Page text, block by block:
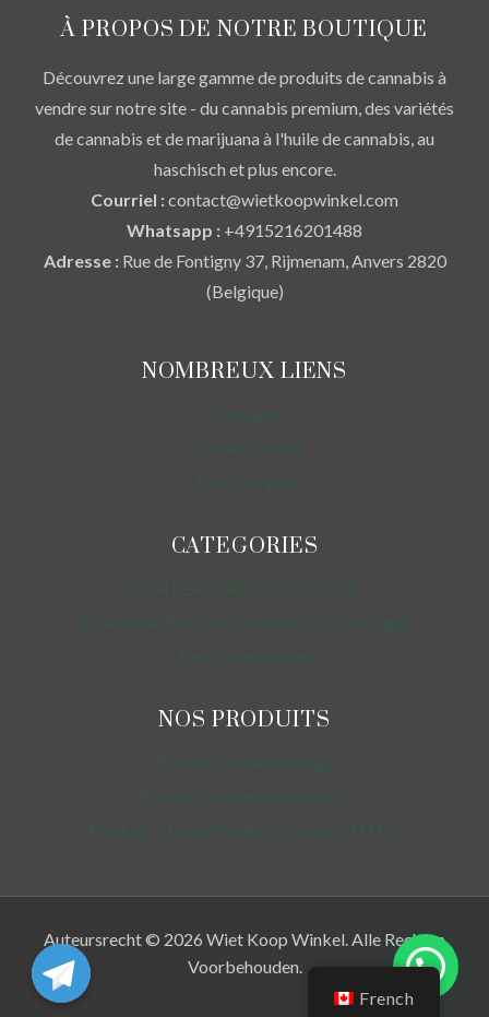
À PROPOS DE NOTRE BOUTIQUE
Découvrez une large gamme de produits de cannabis à
vendre sur notre site - du cannabis premium, des variétés
de cannabis et de marijuana à l'huile de cannabis, au
haschisch et plus encore.
Courriel :contact@wietkoopwinkel.com
Whatsapp : +4915216201488
Adresse :Rue de Fontigny 37, Rijmenam, Anvers 2820
(Belgique)
NOMBREUX LIENS
CATEGORIES
NOS PRODUITS
Auteursrecht © 2026 Wiet Koop Winkel. Alle Rechten
Voorbehouden.
French